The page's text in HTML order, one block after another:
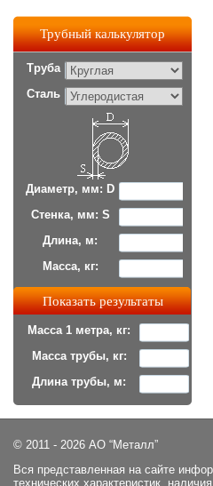
Трубный калькулятор
Труба
Сталь
Диаметр, мм: D
Стенка, мм: S
Длина, м:
Масса, кг:
Масса 1 метра, кг:
Масса трубы, кг:
Длина трубы, м:
© 2011 - 2026 АО “Металл”
Вся представленная на сайте
технических характеристик,